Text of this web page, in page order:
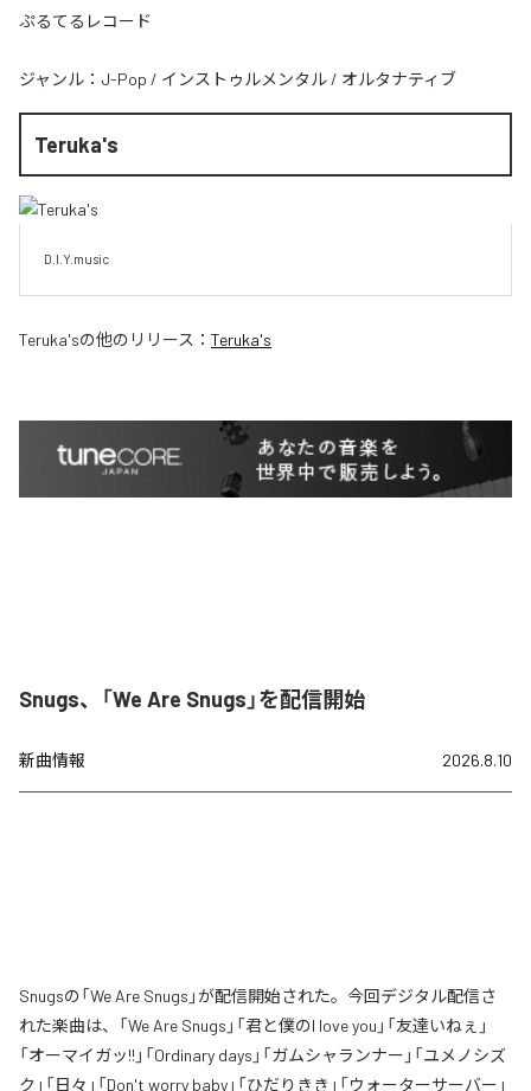
ぷるてるレコード
ジャンル： J-Pop / インストゥルメンタル / オルタナティブ
Teruka's
D.I.Y.music
Teruka'sの他のリリース： Teruka's
Snugs、「We Are Snugs」を配信開始
新曲情報 2026.8.10
Snugsの「We Are Snugs」が配信開始された。今回デジタル配信さ
れた楽曲は、「We Are Snugs」「君と僕のI love you」「友達いねぇ」
「オーマイガッ!!」「Ordinary days」「ガムシャランナー」「ユメノシズ
ク」「日々」「Don't worry baby」「ひだりきき」「ウォーターサーバー」